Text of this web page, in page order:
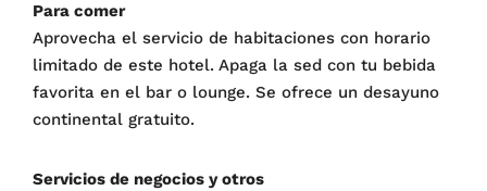
Para comer
Aprovecha el servicio de habitaciones con horario
limitado de este hotel. Apaga la sed con tu bebida
favorita en el bar o lounge. Se ofrece un desayuno
continental gratuito.
Servicios de negocios y otros